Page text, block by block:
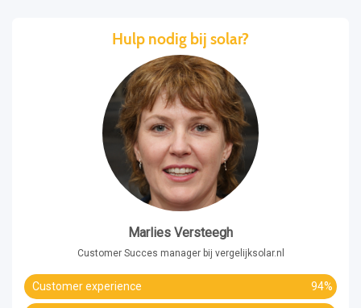
Hulp nodig bij solar?
Marlies Versteegh
Customer Succes manager bij vergelijksolar.nl
Customer experience 94%